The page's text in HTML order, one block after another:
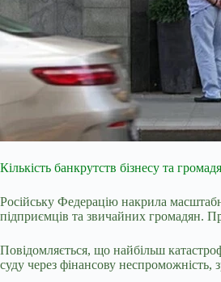
Кількість банкрутств бізнесу та
Російську Федерацію накрила
підприємців та звичайних громадян.
Повідомляється, що найбільш
суду через фінансову